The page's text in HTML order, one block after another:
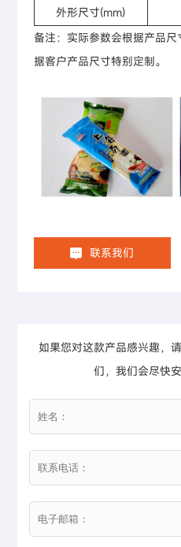
外形尺寸(mm)
备注：实际参数会根据产品
据客户产品尺寸特别定制。
联系我们
如果您对这款产品感兴趣，
们，我们会尽快